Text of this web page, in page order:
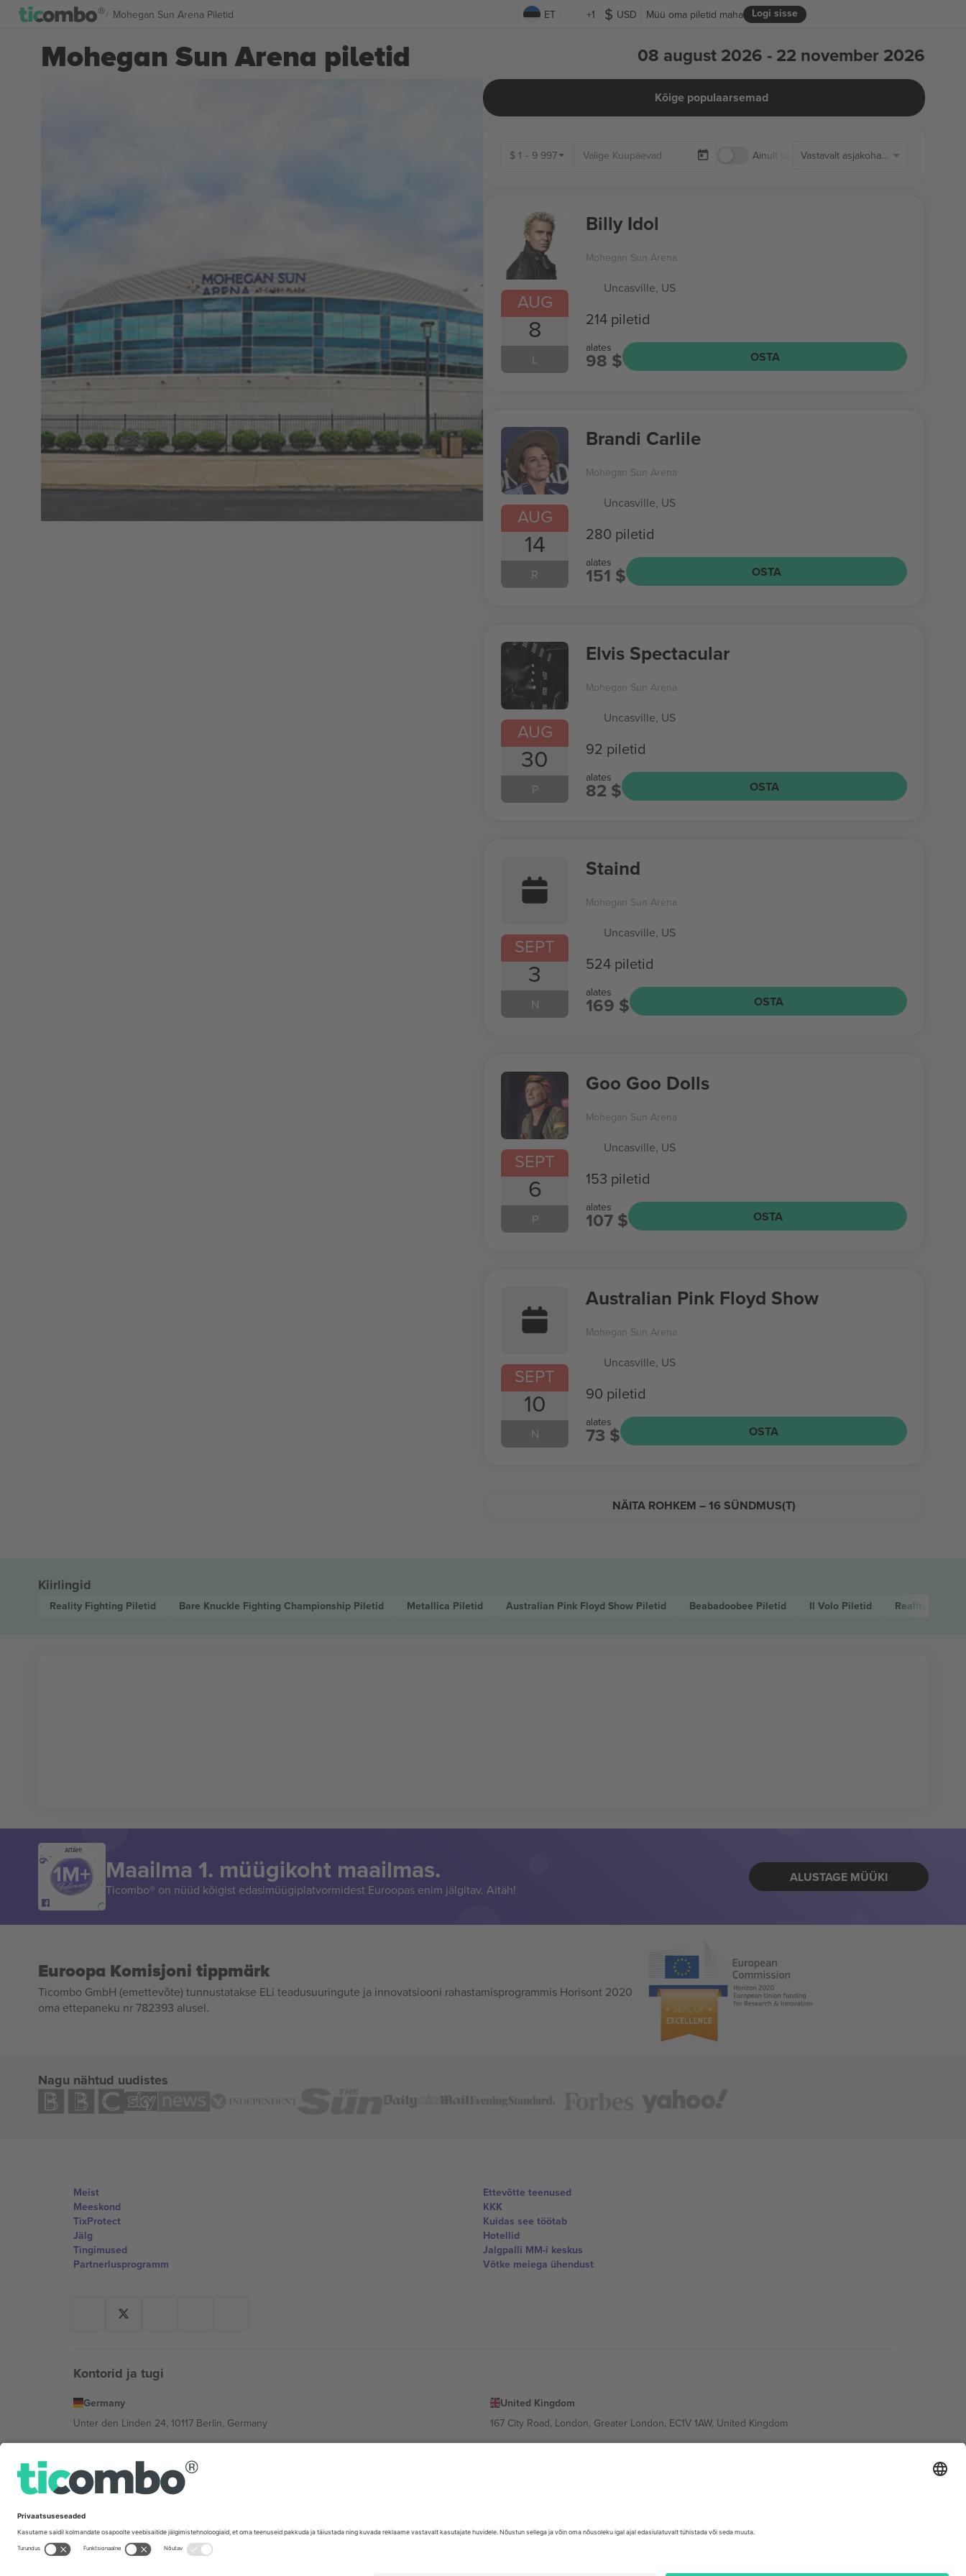
Mohegan Sun Arena Piletid ET +1 USD Logi sisse
Müü oma piletid maha
Mohegan Sun Arena piletid 08 august 2026 - 22 november 2026
Kõige populaarsemad
$ 1 - 9 997 Ainult saadaolevad piletid Vastavalt asjakohasusele
AUG
8
L
Billy Idol
Mohegan Sun Arena
Uncasville, US
214 piletid
alates
98 $ OSTA
AUG
14
R
Brandi Carlile
Mohegan Sun Arena
Uncasville, US
280 piletid
alates
151 $ OSTA
AUG
30
P
Elvis Spectacular
Mohegan Sun Arena
Uncasville, US
92 piletid
alates
82 $ OSTA
SEPT
3
N
Staind
Mohegan Sun Arena
Uncasville, US
524 piletid
alates
169 $ OSTA
SEPT
6
P
Goo Goo Dolls
Mohegan Sun Arena
Uncasville, US
153 piletid
alates
107 $ OSTA
SEPT
10
N
Australian Pink Floyd Show
Mohegan Sun Arena
Uncasville, US
90 piletid
alates
73 $ OSTA
NÄITA ROHKEM – 16 SÜNDMUS(T)
Kiirlingid
Reality Fighting Piletid Bare Knuckle Fighting Championship Piletid Metallica Piletid Australian Pink Floyd Show Piletid Beabadoobee Piletid Il Volo Piletid Reality
AITÄH!
Maailma 1. müügikoht maailmas.
Ticombo® on nüüd kõigist edasimüügiplatvormidest Euroopas enim jälgitav. Aitäh!
ALUSTAGE MÜÜKI
Euroopa Komisjoni tippmärk
Ticombo GmbH (emettevõte) tunnustatakse ELi teadusuuringute ja innovatsiooni rahastamisprogrammis Horisont 2020
oma ettepaneku nr 782393 alusel.
Nagu nähtud uudistes
Meist
Meeskond
TixProtect
Jälg
Tingimused
Partnerlusprogramm
Ettevõtte teenused
KKK
Kuidas see töötab
Hotellid
Jalgpalli MM-i keskus
Võtke meiega ühendust
Kontorid ja tugi
Germany
Unter den Linden 24, 10117 Berlin, Germany
United Kingdom
167 City Road, London, Greater London, EC1V 1AW, United Kingdom
131 Continental Dr, Suite 305, Newark, Delaware 19713, United States
Regus Sofia City West, bul Totleben 53-55, 1606 Sofia, Bulgaria
UAE Dubai Silicon Oasis, DDP Building A1, Office 302, Dubai, United Arab Emirates